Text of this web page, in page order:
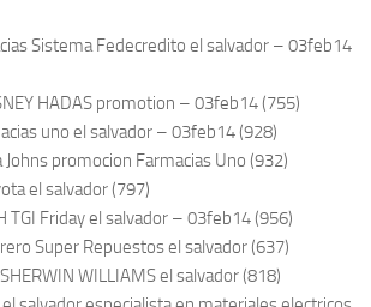
Sistema Fedecredito el salvador – 03feb14
HADAS promotion – 03feb14 (755)
uno el salvador – 03feb14 (928)
Johns promocion Farmacias Uno (932)
el salvador (797)
TGI Friday el salvador – 03feb14 (956)
Super Repuestos el salvador (637)
WILLIAMS el salvador (818)